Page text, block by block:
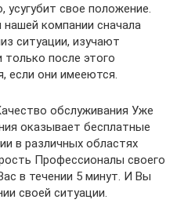
усугубит свое положение.
компании сначала
ситуации, изучают
после этого
если они имееются.
обслуживания Уже
оказывает бесплатные
в различных областях
Профессионалы своего
в течении 5 минут. И Вы
своей ситуации.